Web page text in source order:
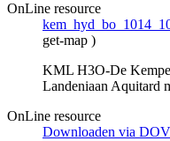
OnLine resource
get-map )
KML H3O-De
Landeniaan Aquitard
OnLine resource
Downloaden via